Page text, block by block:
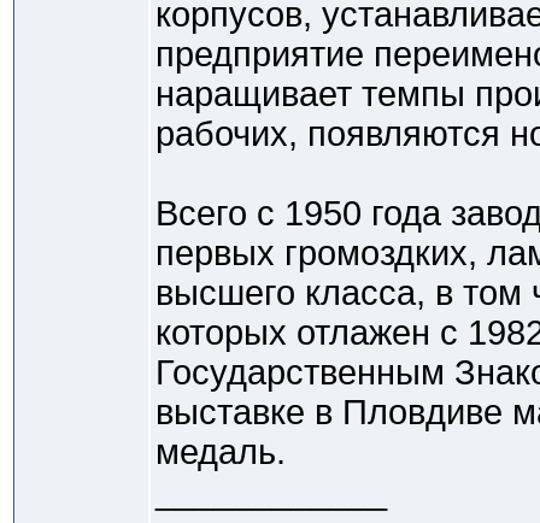
корпусов,
предприятие
наращивает темпы
рабочих, появляются
Всего с 1950 года
первых громоздких,
высшего класса, в том
которых отлажен с
Государственным
выставке в Пловдиве
медаль.